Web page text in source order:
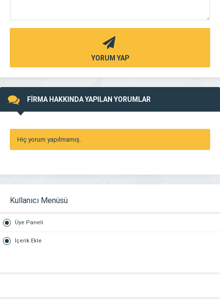
YORUM YAP
FİRMA HAKKINDA YAPILAN YORUMLAR
Hiç yorum yapılmamış.
Kullanıcı Menüsü
Üye Paneli
İçerik Ekle